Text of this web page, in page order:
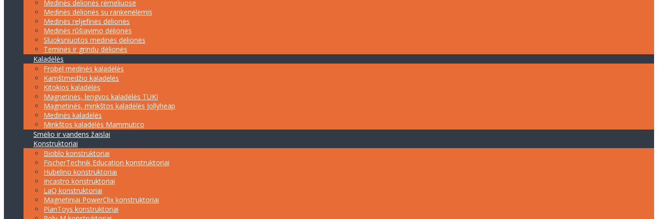
Medinės dėlionės rėmeliuose
Medinės dėlionės su rankenėlėmis
Medinės reljefinės dėlionės
Medinės rūšiavimo dėlionės
Sluoksniuotos medinės dėlionės
Teminės ir grindų dėlionės
Kaladėlės
Frobel medinės kaladėlės
Kamštmedžio kaladėlės
Kitokios kaladėlės
Magnetinės, lengvos kaladėlės TUKI
Magnetinės, minkštos kaladėlės Jollyheap
Medinės kaladėlės
Minkštos kaladėlės Mammutico
Smėlio ir vandens žaislai
Konstruktoriai
Bioblo konstruktoriai
FischerTechnik Education konstruktoriai
Hubelino konstruktoriai
Incastro konstruktoriai
LaQ konstruktoriai
Magnetiniai PowerClix konstruktoriai
PlanToys konstruktoriai